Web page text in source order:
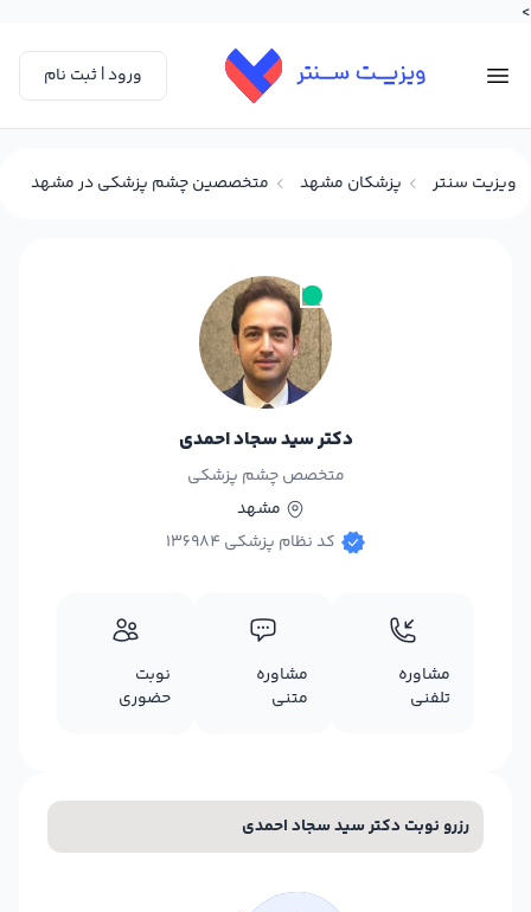
>
ورود | ثبت نام
ویزیت سنتر پزشکان مشهد متخصصین چشم پزشکی در مشهد
دکتر سید سجاد احمدی
متخصص چشم پزشکی
مشهد
کد نظام پزشکی 136984
مشاوره
تلفنی
مشاوره
متنی
نوبت
حضوری
رزرو نوبت دکتر سید سجاد احمدی